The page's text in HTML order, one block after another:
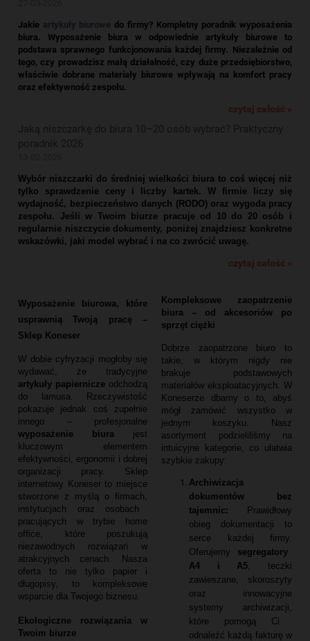
Jakie artykuły biurowe do firmy? Kompletny poradnik wyposażenia
biura. Wyposażenie biura w odpowiednie artykuły biurowe to
podstawa sprawnego funkcjonowania każdej firmy. Niezależnie od
tego, czy prowadzisz małą działalność, czy duże przedsiębiorstwo,
właściwie dobrane materiały biurowe wpływają na komfort pracy
oraz efektywność zespołu.
czytaj całość »
Jaką niszczarkę do biura 10–20 osób wybrać? Praktyczny
poradnik 2026
Wybór niszczarki do średniej wielkości biura to coś więcej niż
tylko sprawdzenie ceny i liczby kartek. W firmie liczy się
wydajność, bezpieczeństwo danych (RODO) oraz wygoda pracy
zespołu. Jeśli w Twoim biurze pracuje od 10 do 20 osób i
regularnie niszczycie dokumenty, poniżej znajdziesz konkretne
wskazówki, jaki model wybrać i na co zwrócić uwagę.
czytaj całość »
Wyposażenie biurowa, które
usprawnią Twoją pracę –
Sklep Koneser
W dobie cyfryzacji mogłoby się
wydawać,
że tradycyjne
artykuły papiernicze odchodzą
do lamusa. Rzeczywistość
pokazuje jednak coś zupełnie
innego – profesjonalne
wyposażenie biura jest
kluczowym elementem
efektywności, ergonomii i dobrej
organizacji pracy. Sklep
internetowy Koneser to miejsce
stworzone z myślą o firmach,
instytucjach oraz osobach
pracujących w trybie home
office,
które poszukują
niezawodnych rozwiązań w
atrakcyjnych cenach.
Nasza
oferta to nie tylko papier i
długopisy,
to kompleksowe
wsparcie dla Twojego biznesu.
Ekologiczne rozwiązania w
Twoim biurze
Kompleksowe zaopatrzenie
biura – od akcesoriów po
sprzęt ciężki
Dobrze zaopatrzone biuro to
takie,
w którym nigdy nie
brakuje podstawowych
materiałów eksploatacyjnych.
W
Koneserze dbamy o to,
abyś
mógł zamówić wszystko w
jednym koszyku.
Nasz
asortyment podzieliliśmy na
intuicyjne kategorie,
co ułatwia
szybkie zakupy:
Archiwizacja
dokumentów bez
tajemnic: Prawidłowy
obieg dokumentacji to
serce każdej firmy.
Oferujemy segregatory
A4 i A5
teczki
zawieszane,
skoroszyty
oraz innowacyjne
systemy archiwizacji,
które pomogą Ci
odnaleźć każdą fakturę w